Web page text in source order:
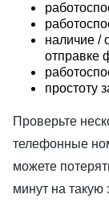
наличие /
отправке
простоту
Проверьте
телефонные
можете
минут на такую